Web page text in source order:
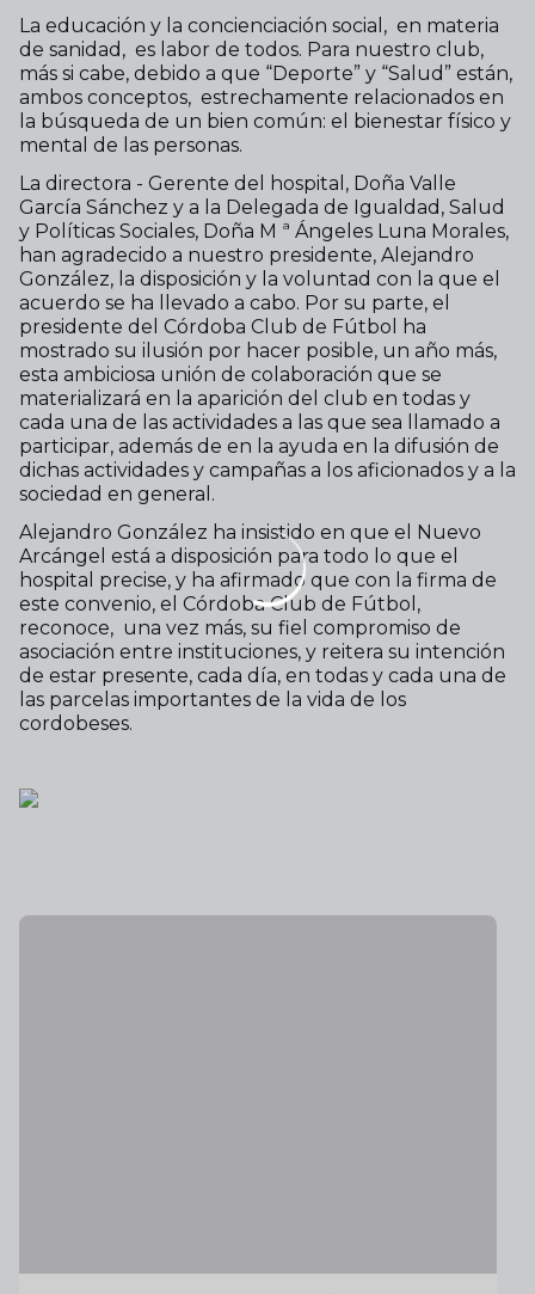
La educación y la concienciación social, en materia
de sanidad, es labor de todos. Para nuestro club,
más si cabe, debido a que “Deporte” y “Salud” están,
ambos conceptos, estrechamente relacionados en
la búsqueda de un bien común: el bienestar físico y
mental de las personas.
La directora - Gerente del hospital, Doña Valle
García Sánchez y a la Delegada de Igualdad, Salud
y Políticas Sociales, Doña M ª Ángeles Luna Morales,
han agradecido a nuestro presidente, Alejandro
González, la disposición y la voluntad con la que el
acuerdo se ha llevado a cabo. Por su parte, el
presidente del Córdoba Club de Fútbol ha
mostrado su ilusión por hacer posible, un año más,
esta ambiciosa unión de colaboración que se
materializará en la aparición del club en todas y
cada una de las actividades a las que sea llamado a
participar, además de en la ayuda en la difusión de
dichas actividades y campañas a los aficionados y a la
sociedad en general.
Alejandro González ha insistido en que el Nuevo
Arcángel está a disposición para todo lo que el
hospital precise, y ha afirmado que con la firma de
este convenio, el Córdoba Club de Fútbol,
reconoce, una vez más, su fiel compromiso de
asociación entre instituciones, y reitera su intención
de estar presente, cada día, en todas y cada una de
las parcelas importantes de la vida de los
cordobeses.